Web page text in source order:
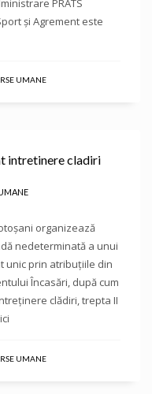
PRATS
și Agrement este
UMANE
intretinere cladiri
organizează
nedeterminată a unui
unic prin atribuțiile din
Încasări, după cum
clădiri, trepta II
UMANE